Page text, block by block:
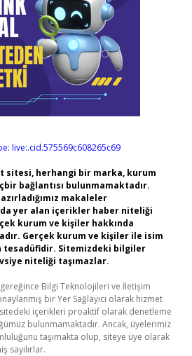
live:.cid.575569c608265c69
sitesi, herhangi bir marka, kurum
bağlantısı bulunmamaktadır.
makaleler
yer alan içerikler haber niteliği
kurum ve kişiler hakkında
Gerçek kurum ve kişiler ile isim
Sitemizdeki bilgiler
niteliği taşımazlar.
gereğince Bilgi Teknolojileri ve İletişim
bir Yer Sağlayıcı olarak hizmet
içerikleri proaktif olarak denetleme
bulunmamaktadır. Ancak, üyelerimiz
taşımakta olup, siteye üye olarak
sayılırlar.